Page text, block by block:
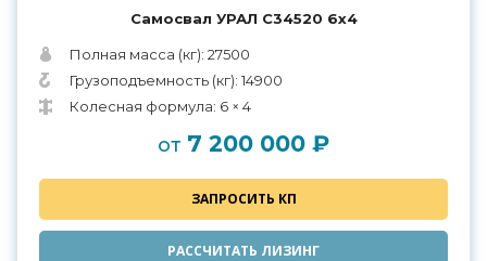
Самосвал УРАЛ С34520 6х4
Полная масса (кг): 27500
Грузоподъемность (кг): 14900
Колесная формула: 6 × 4
от 7 200 000 ₽
ЗАПРОСИТЬ КП
РАССЧИТАТЬ ЛИЗИНГ